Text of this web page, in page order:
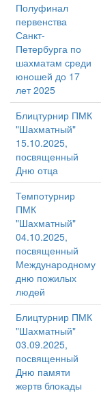
Полуфинал
первенства
Санкт-
Петербурга по
шахматам среди
юношей до 17
лет 2025
Блицтурнир ПМК
"Шахматный"
15.10.2025,
посвященный
Дню отца
Темпотурнир
ПМК
"Шахматный"
04.10.2025,
посвященный
Международному
дню пожилых
людей
Блицтурнир ПМК
"Шахматный"
03.09.2025,
посвященный
Дню памяти
жертв блокады